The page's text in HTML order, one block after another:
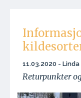
11.03.2020 -
Returpunkter